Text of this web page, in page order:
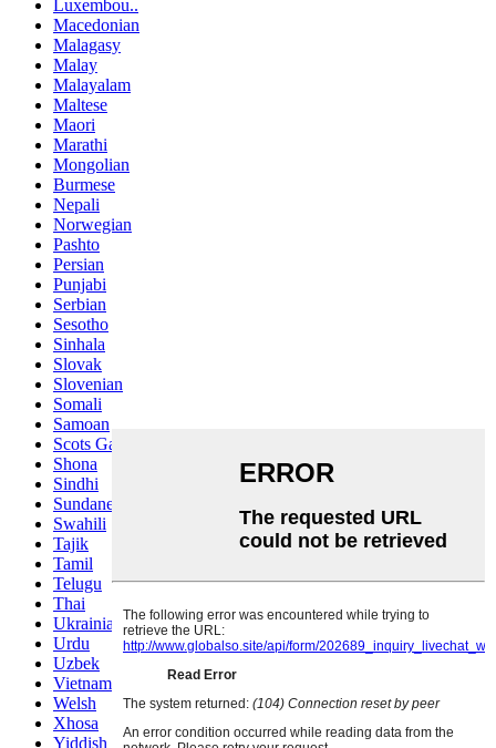
Luxembou..
Macedonian
Malagasy
Malay
Malayalam
Maltese
Maori
Marathi
Mongolian
Burmese
Nepali
Norwegian
Pashto
Persian
Punjabi
Serbian
Sesotho
Sinhala
Slovak
Slovenian
Somali
Samoan
Scots Gaelic
Shona
Sindhi
Sundanese
Swahili
Tajik
Tamil
Telugu
Thai
Ukrainian
Urdu
Uzbek
Vietnamese
Welsh
Xhosa
Yiddish